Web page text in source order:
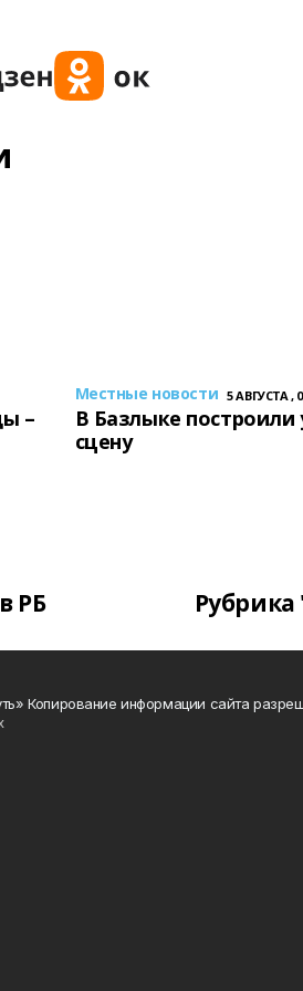
–
Местные новости 5 АВГУСТА ,
В Базлыке построили
сцену
РБ
Копирование информации сайта